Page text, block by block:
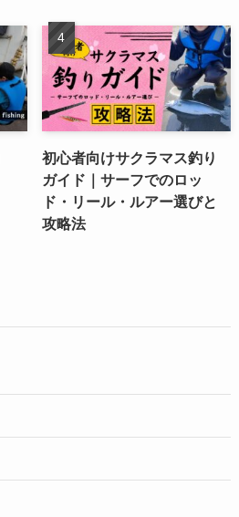
初心者向けサクラマス釣り
ガイド｜サーフでのロッ
ド・リール・ルアー選びと
攻略法